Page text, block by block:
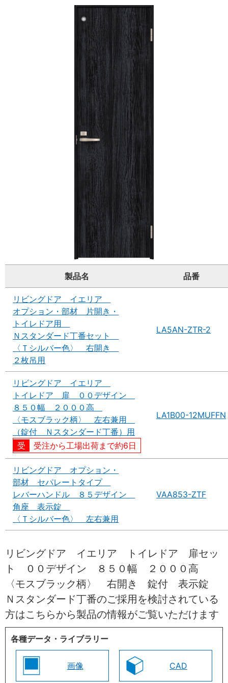
製品名 品番
リビングドア イエリア
オプション・部材 片開き・
トイレドア用
Ｎスタンダード丁番セット
〈Ｔシルバー色〉 右開き
２枚吊用
LA5AN-ZTR-2
リビングドア イエリア
トイレドア 扉 ００デザイン
８５０幅 ２０００高
〈モスブラック柄〉 左右兼用
（錠付 Ｎスタンダード丁番）用
受注から工場出荷まで約6日
LA1B00-12MUFFN
リビングドア オプション・
部材 セパレートタイプ
レバーハンドル ８５デザイン
角座 表示錠
〈Ｔシルバー色〉 左右兼用
VAA853-ZTF
リビングドア イエリア トイレドア 扉セッ
ト ００デザイン ８５０幅 ２０００高
〈モスブラック柄〉 右開き 錠付 表示錠
Ｎスタンダード丁番のご採用を検討されている
方はこちらから製品の情報がご覧いただけます
各種データ・ライブラリー
画像 CAD